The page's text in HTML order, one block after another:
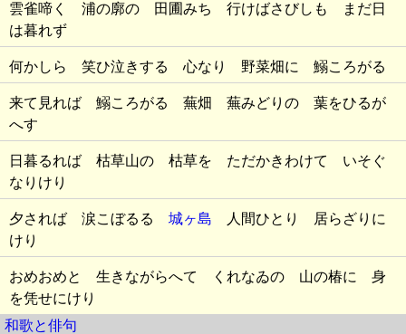
雲雀啼く 浦の廓の 田圃みち 行けばさびしも まだ日
は暮れず
何かしら 笑ひ泣きする 心なり 野菜畑に 鰯ころがる
来て見れば 鰯ころがる 蕪畑 蕪みどりの 葉をひるが
へす
日暮るれば 枯草山の 枯草を ただかきわけて いそぐ
なりけり
夕されば 涙こぼるる 城ヶ島 人間ひとり 居らざりに
けり
おめおめと 生きながらへて くれなゐの 山の椿に 身
を凭せにけり
和歌と俳句